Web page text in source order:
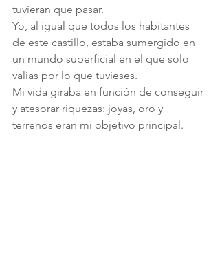
tuvieran que pasar.
Yo, al igual que todos los habitantes
de este castillo, estaba sumergido en
un mundo superficial en el que solo
valías por lo que tuvieses.
Mi vida giraba en función de conseguir
y atesorar riquezas: joyas, oro y
terrenos eran mi objetivo principal.